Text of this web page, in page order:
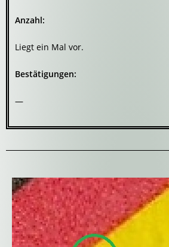
Anzahl:
Liegt ein Mal vor.
Bestätigungen:
—